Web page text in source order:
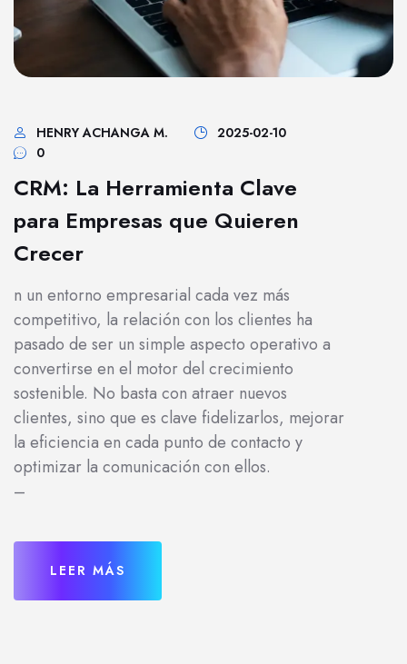
HENRY ACHANGA M.
2025-02-10
0
CRM: La Herramienta Clave
para Empresas que Quieren
Crecer
n un entorno empresarial cada vez más
competitivo, la relación con los clientes ha
pasado de ser un simple aspecto operativo a
convertirse en el motor del crecimiento
sostenible. No basta con atraer nuevos
clientes, sino que es clave fidelizarlos, mejorar
la eficiencia en cada punto de contacto y
optimizar la comunicación con ellos.
–
LEER MÁS